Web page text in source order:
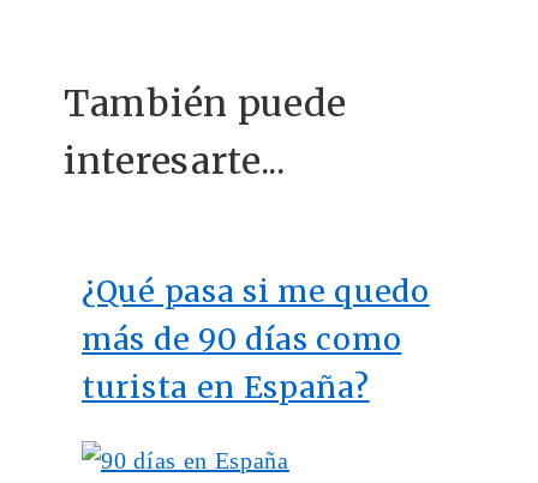
También puede
interesarte...
¿Qué pasa si me quedo
más de 90 días como
turista en España?